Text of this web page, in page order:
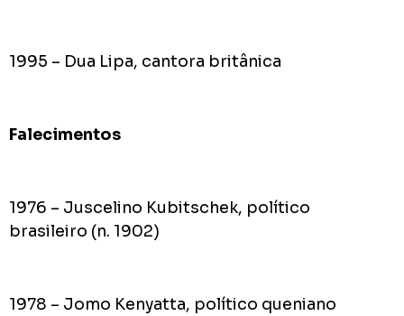
1995 – Dua Lipa, cantora britânica
Falecimentos
1976 – Juscelino Kubitschek, político
brasileiro (n. 1902)
1978 – Jomo Kenyatta, político queniano